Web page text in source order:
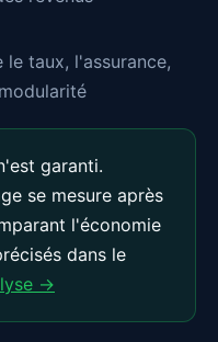
le taux, l'assurance,
garanti.
se mesure après
l'économie
dans le
→